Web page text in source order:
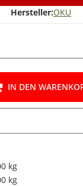
Hersteller:OKU
IN DEN
kg
kg